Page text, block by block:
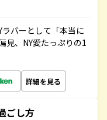
バーとして「本当に
見、NY愛たっぷりの1
詳細を見る
ごし方